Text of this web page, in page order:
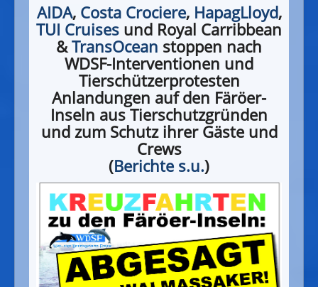
AIDA, Costa Crociere, HapagLloyd,
TUI Cruises und Royal Carribbean
&TransOcean stoppen nach
WDSF-Interventionen und
Tierschützerprotesten
Anlandungen auf den Färöer-
Inseln aus Tierschutzgründen
und zum Schutz ihrer Gäste und
Crews
(Berichte s.u.)